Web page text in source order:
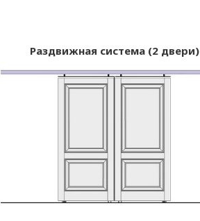
Раздвижная система (2 двери)